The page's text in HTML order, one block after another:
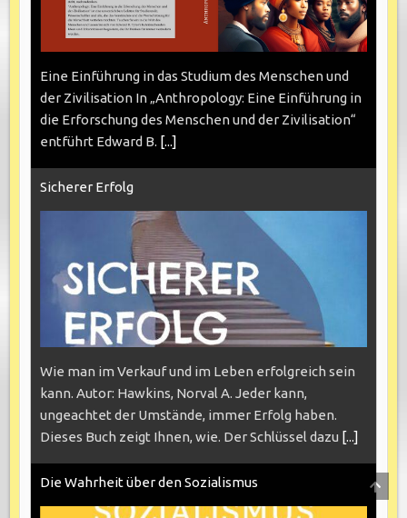
Eine Einführung in das Studium des Menschen und
der Zivilisation In „Anthropology: Eine Einführung in
die Erforschung des Menschen und der Zivilisation“
entführt Edward B. [...]
Sicherer Erfolg
Wie man im Verkauf und im Leben erfolgreich sein
kann. Autor: Hawkins, Norval A. Jeder kann,
ungeachtet der Umstände, immer Erfolg haben.
Dieses Buch zeigt Ihnen, wie. Der Schlüssel dazu [...]
Die Wahrheit über den Sozialismus
TO